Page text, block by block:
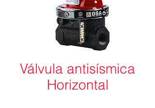
Válvula antisísmica
Horizontal